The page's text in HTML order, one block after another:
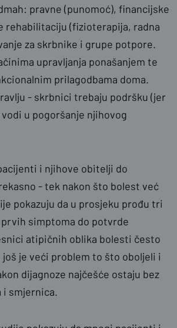
pravne (punomoć), financijske
rehabilitaciju (fizioterapija, radna
za skrbnike i grupe potpore.
upravljanja ponašanjem te
prilagodbama doma.
- skrbnici trebaju podršku (jer
u pogoršanje njihovog
i njihove obitelji do
- tek nakon što bolest već
pokazuju da u prosjeku prođu tri
simptoma do potvrde
atipičnih oblika bolesti često
još je veći problem to što oboljeli i
dijagnoze najčešće ostaju bez
i smjernica.